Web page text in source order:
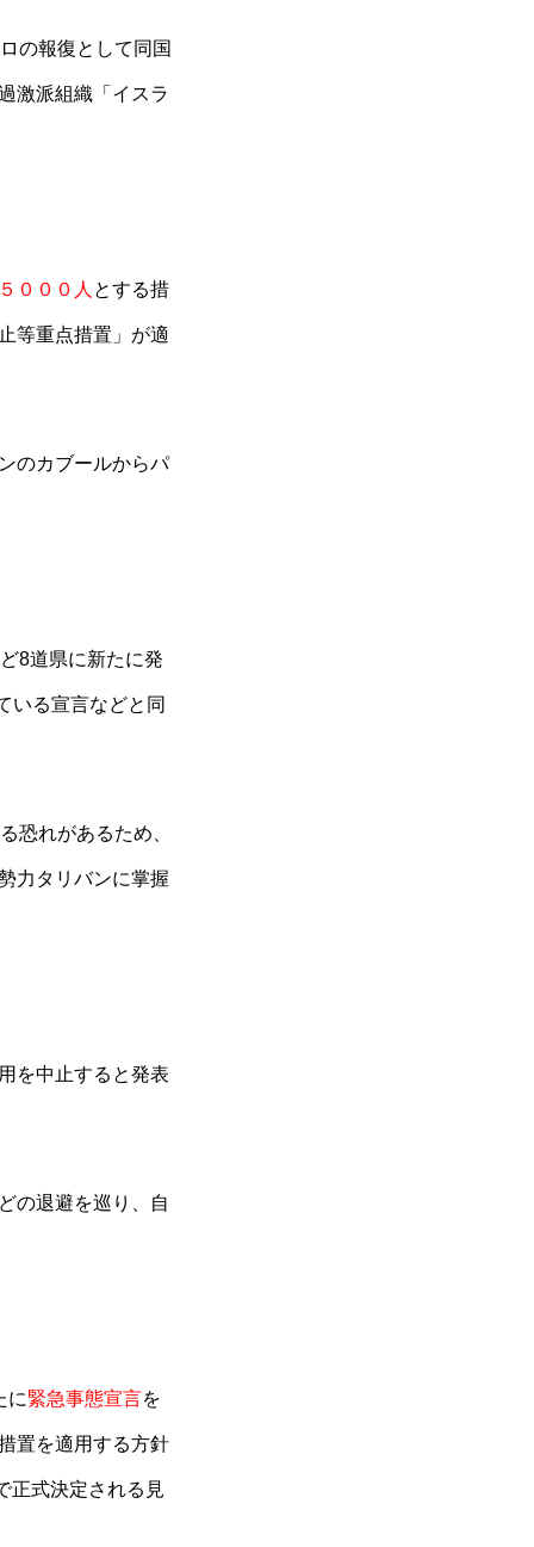
の報復として同国
激派組織「イスラ
０００人 とする措
等重点措置」が適
のカブールからパ
8道県に新たに発
いる宣言などと同
恐れがあるため、
力タリバンに掌握
を中止すると発表
の退避を巡り、自
に緊急事態宣言を
置を適用する方針
正式決定される見